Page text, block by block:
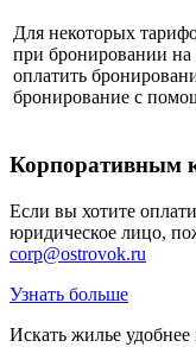
Для некоторых
при бронировании
оплатить
бронирование с
Корпоративным
Если вы хотите
юридическое лицо,
corp@ostrovok.ru
Узнать больше
Искать жилье